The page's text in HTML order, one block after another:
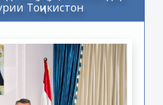
Тоҷикистон